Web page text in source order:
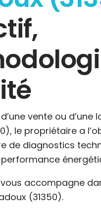
vente ou
le propriétaire a
de diagnostics
vous accompagne
(31350).